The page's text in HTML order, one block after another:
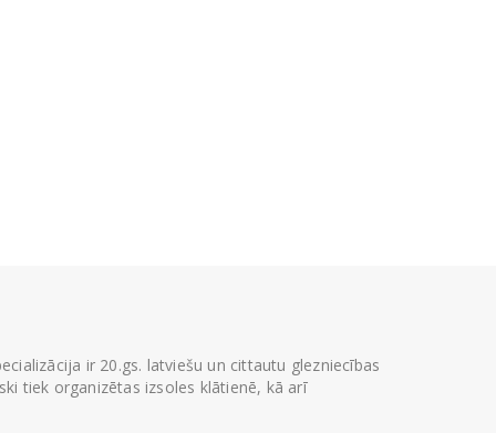
ir 20.gs. latviešu un cittautu glezniecības
tiek organizētas izsoles klātienē, kā arī